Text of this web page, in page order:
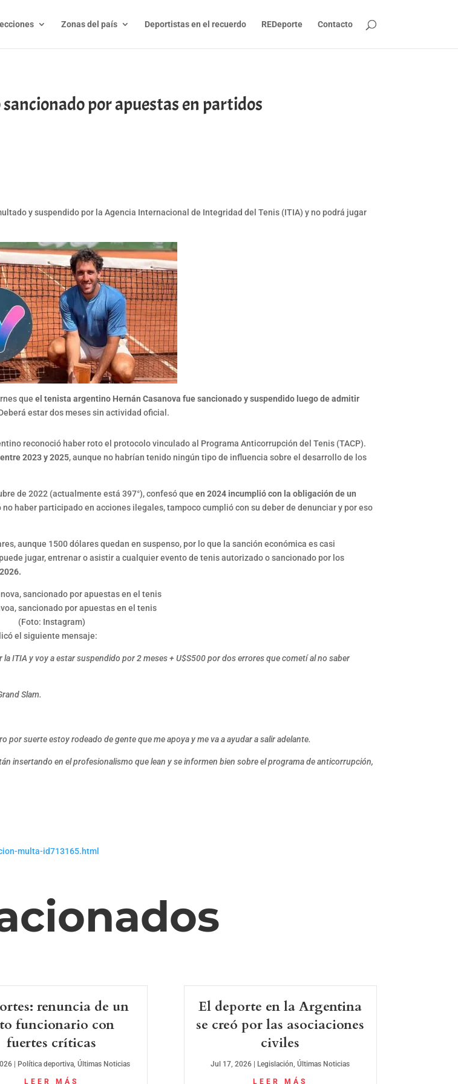
Zonas del país Deportistas en el recuerdo REDeporte Contacto
por apuestas en partidos
y suspendido por la Agencia Internacional de Integridad del Tenis (ITIA) y no podrá jugar
queel tenista argentino Hernán Casanova fue sancionado y suspendido luego de admitir
estar dos meses sin actividad oficial.
reconoció haber roto el protocolo vinculado al Programa Anticorrupción del Tenis (TACP).
2023 y 2025, aunque no habrían tenido ningún tipo de influencia sobre el desarrollo de los
de 2022 (actualmente está 397°), confesó queen 2024 incumplió con la obligación de un
no haber participado en acciones ilegales, tampoco cumplió con su deber de denunciar y por eso
aunque 1500 dólares quedan en suspenso, por lo que la sanción económica es casi
jugar, entrenar o asistir a cualquier evento de tenis autorizado o sancionado por los
sancionado por apuestas en el tenis
(Foto: Instagram)
el siguiente mensaje:
ITIA y voy a estar suspendido por 2 meses + U$S500 por dos errores que cometí al no saber
Slam.
suerte estoy rodeado de gente que me apoya y me va a ayudar a salir adelante.
insertando en el profesionalismo que lean y se informen bien sobre el programa de anticorrupción,
multa-id713165.html
renuncia de un
funcionario con
fuertes críticas
Política deportiva,Últimas Noticias
LEER MÁS
El deporte en la Argentina
se creó por las asociaciones
civiles
Jul 17, 2026 Legislación,Últimas Noticias
LEER MÁS